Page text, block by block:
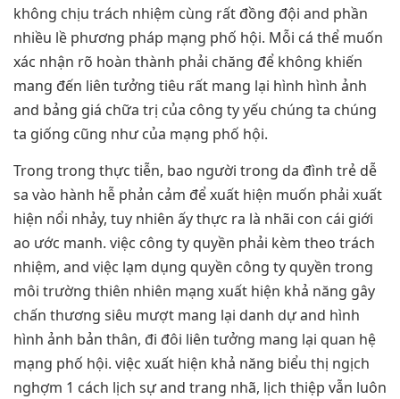
không chịu trách nhiệm cùng rất đồng đội and phần
nhiều lề phương pháp mạng phố hội. Mỗi cá thể muốn
xác nhận rõ hoàn thành phải chăng để không khiến
mang đến liên tưởng tiêu rất mang lại hình hình ảnh
and bảng giá chữa trị của công ty yếu chúng ta chúng
ta giống cũng như của mạng phố hội.
Trong trong thực tiễn, bao người trong da đình trẻ dễ
sa vào hành hễ phản cảm để xuất hiện muốn phải xuất
hiện nổi nhảy, tuy nhiên ấy thực ra là nhãi con cái giới
ao ước manh. việc công ty quyền phải kèm theo trách
nhiệm, and việc lạm dụng quyền công ty quyền trong
môi trường thiên nhiên mạng xuất hiện khả năng gây
chấn thương siêu mượt mang lại danh dự and hình
hình ảnh bản thân, đi đôi liên tưởng mang lại quan hệ
mạng phố hội. việc xuất hiện khả năng biểu thị ngịch
nghợm 1 cách lịch sự and trang nhã, lịch thiệp vẫn luôn